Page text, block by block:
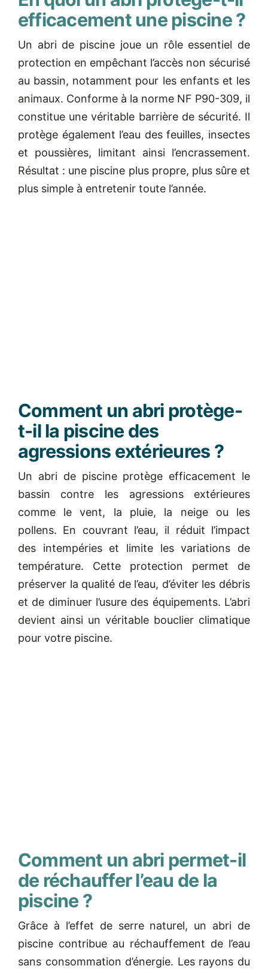
efficacement une piscine ?
Un abri de piscine joue un rôle essentiel de
protection en empêchant l’accès non sécurisé
au bassin, notamment pour les enfants et les
animaux. Conforme à la norme NF P90-309, il
constitue une véritable barrière de sécurité. Il
protège également l’eau des feuilles, insectes
et poussières, limitant ainsi l’encrassement.
Résultat : une piscine plus propre, plus sûre et
plus simple à entretenir toute l’année.
Comment un abri protège-
t-il la piscine des
agressions extérieures ?
Un abri de piscine protège efficacement le
bassin contre les agressions extérieures
comme le vent, la pluie, la neige ou les
pollens. En couvrant l’eau, il réduit l’impact
des intempéries et limite les variations de
température. Cette protection permet de
préserver la qualité de l’eau, d’éviter les débris
et de diminuer l’usure des équipements. L’abri
devient ainsi un véritable bouclier climatique
pour votre piscine.
Comment un abri permet-il
de réchauffer l’eau de la
piscine ?
Grâce à l’effet de serre naturel, un abri de
piscine contribue au réchauffement de l’eau
sans consommation d’énergie. Les rayons du